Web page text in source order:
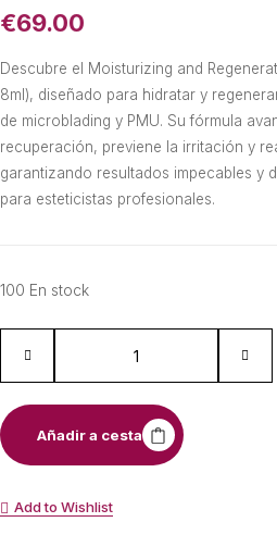
Descubre el Moisturizing and
8ml), diseñado para hidratar y
de microblading y PMU. Su fórmula
recuperación, previene la irritación y
garantizando resultados impecables y
para esteticistas profesionales.
€69.00
100 En stock
Añadir a cesta
Add to Wishlist